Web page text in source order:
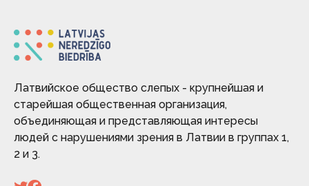
Латвийское общество слепых - крупнейшая и
старейшая общественная организация,
объединяющая и представляющая интересы
людей с нарушениями зрения в Латвии в группах 1,
2 и 3.